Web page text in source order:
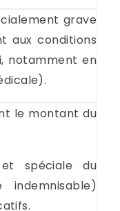
grave
aux conditions
notamment en
le montant du
spéciale du